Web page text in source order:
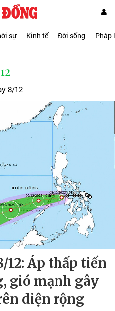
sự Kinh tế Đời sống Pháp
8/12
Áp thấp tiến
gió mạnh gây
diện rộng